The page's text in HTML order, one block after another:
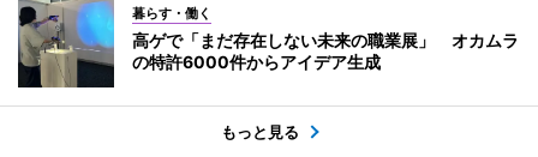
暮らす・働く
高ゲで「まだ存在しない未来の職業展」 オカムラ
の特許6000件からアイデア生成
もっと見る